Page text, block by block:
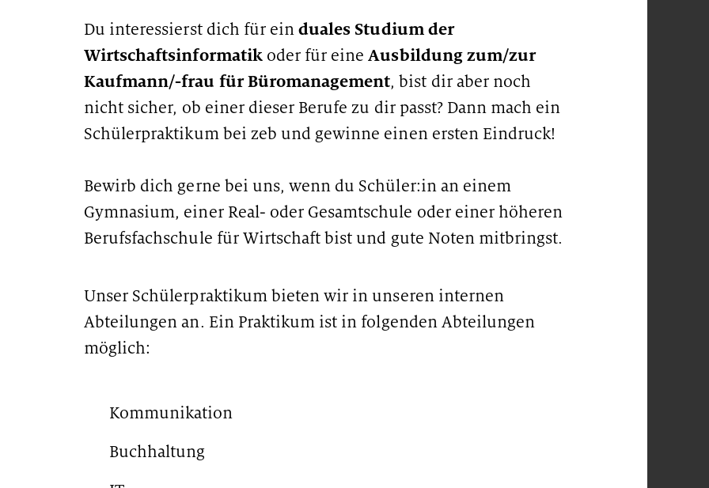
Your career in zeb's corporate functions
Du interessierst dich für ein duales Studium der
Wirtschaftsinformatikoder für eineAusbildung zum/zur
Kaufmann/-frau für Büromanagement, bist dir aber noch
nicht sicher, ob einer dieser Berufe zu dir passt? Dann mach ein
Schülerpraktikum bei zeb und gewinne einen ersten Eindruck!
Bewirb dich gerne bei uns, wenn du Schüler:in an einem
Gymnasium, einer Real- oder Gesamtschule oder einer höheren
Berufsfachschule für Wirtschaft bist und gute Noten mitbringst.
Unser Schülerpraktikum bieten wir in unseren internen
Abteilungen an. Ein Praktikum ist in folgenden Abteilungen
möglich:
Kommunikation
Buchhaltung